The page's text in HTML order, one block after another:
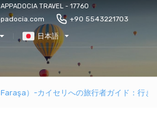
TRAVEL - 17760
+90 5543221703
日本語
）-カイセリへの旅行者ガイド：行き